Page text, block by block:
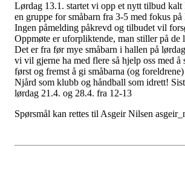
Lørdag 13.1. startet vi opp et nytt tilbud
en gruppe for småbarn fra 3-5 med fokus
Ingen påmelding påkrevd og tilbudet vil
Oppmøte er uforpliktende, man stiller på de
Det er fra før mye småbarn i hallen på
vi vil gjerne ha med flere så hjelp oss med
først og fremst å gi småbarna (og
Njård som klubb og håndball som idrett!
lørdag 21.4. og 28.4. fra 12-13
Spørsmål kan rettes til Asgeir Nilsen